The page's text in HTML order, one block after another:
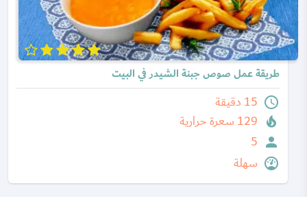
طريقة عمل صوص جبنة الشيدر في البيت
15 دقيقة
129 سعرة حرارية
5
سهلة